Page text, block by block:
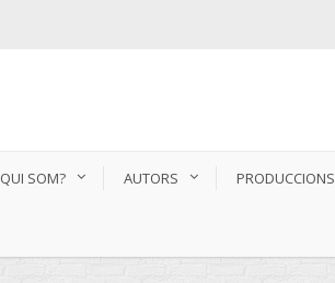
QUI SOM? AUTORS PRODUCCIONS